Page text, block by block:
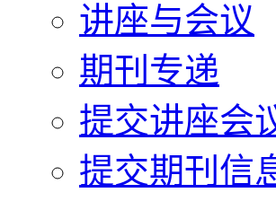
讲座与会议
期刊专递
提交讲座会
提交期刊信